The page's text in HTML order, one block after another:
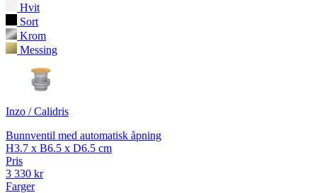
Hvit
Sort
Krom
Messing
Inzo / Calidris
Bunnventil med automatisk åpning
H3.7 x B6.5 x D6.5 cm
Pris
3 330 kr
Farger